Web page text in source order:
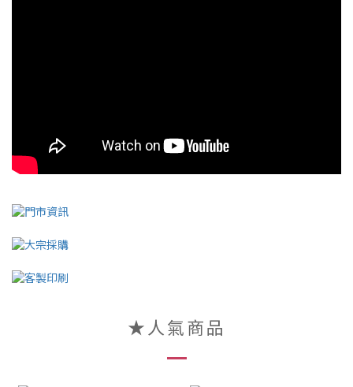
★人氣商品